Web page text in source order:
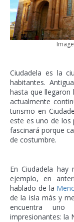
Ciudadela es la
habitantes.
hasta que llegaron
actualmente
turismo en
este es uno de los
fascinará porque
de costumbre.
En Ciudadela
ejemplo, en
hablado de la
de la isla más y
encuentra
impresionantes: la